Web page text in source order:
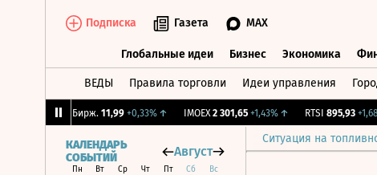
Подписка Газета MAX
Глобальные идеи Бизнес Экономика
ВЕДЫ Правила торговли Идеи управления
CNY Бирж. 11,99 +0,33%↑ IMOEX 2 301,65 +1,43%↑ RTSI 895,93
Ситуация на
КАЛЕНДАРЬ
СОБЫТИЙ
Август
Пн Вт Ср Чт Пт Сб Вс